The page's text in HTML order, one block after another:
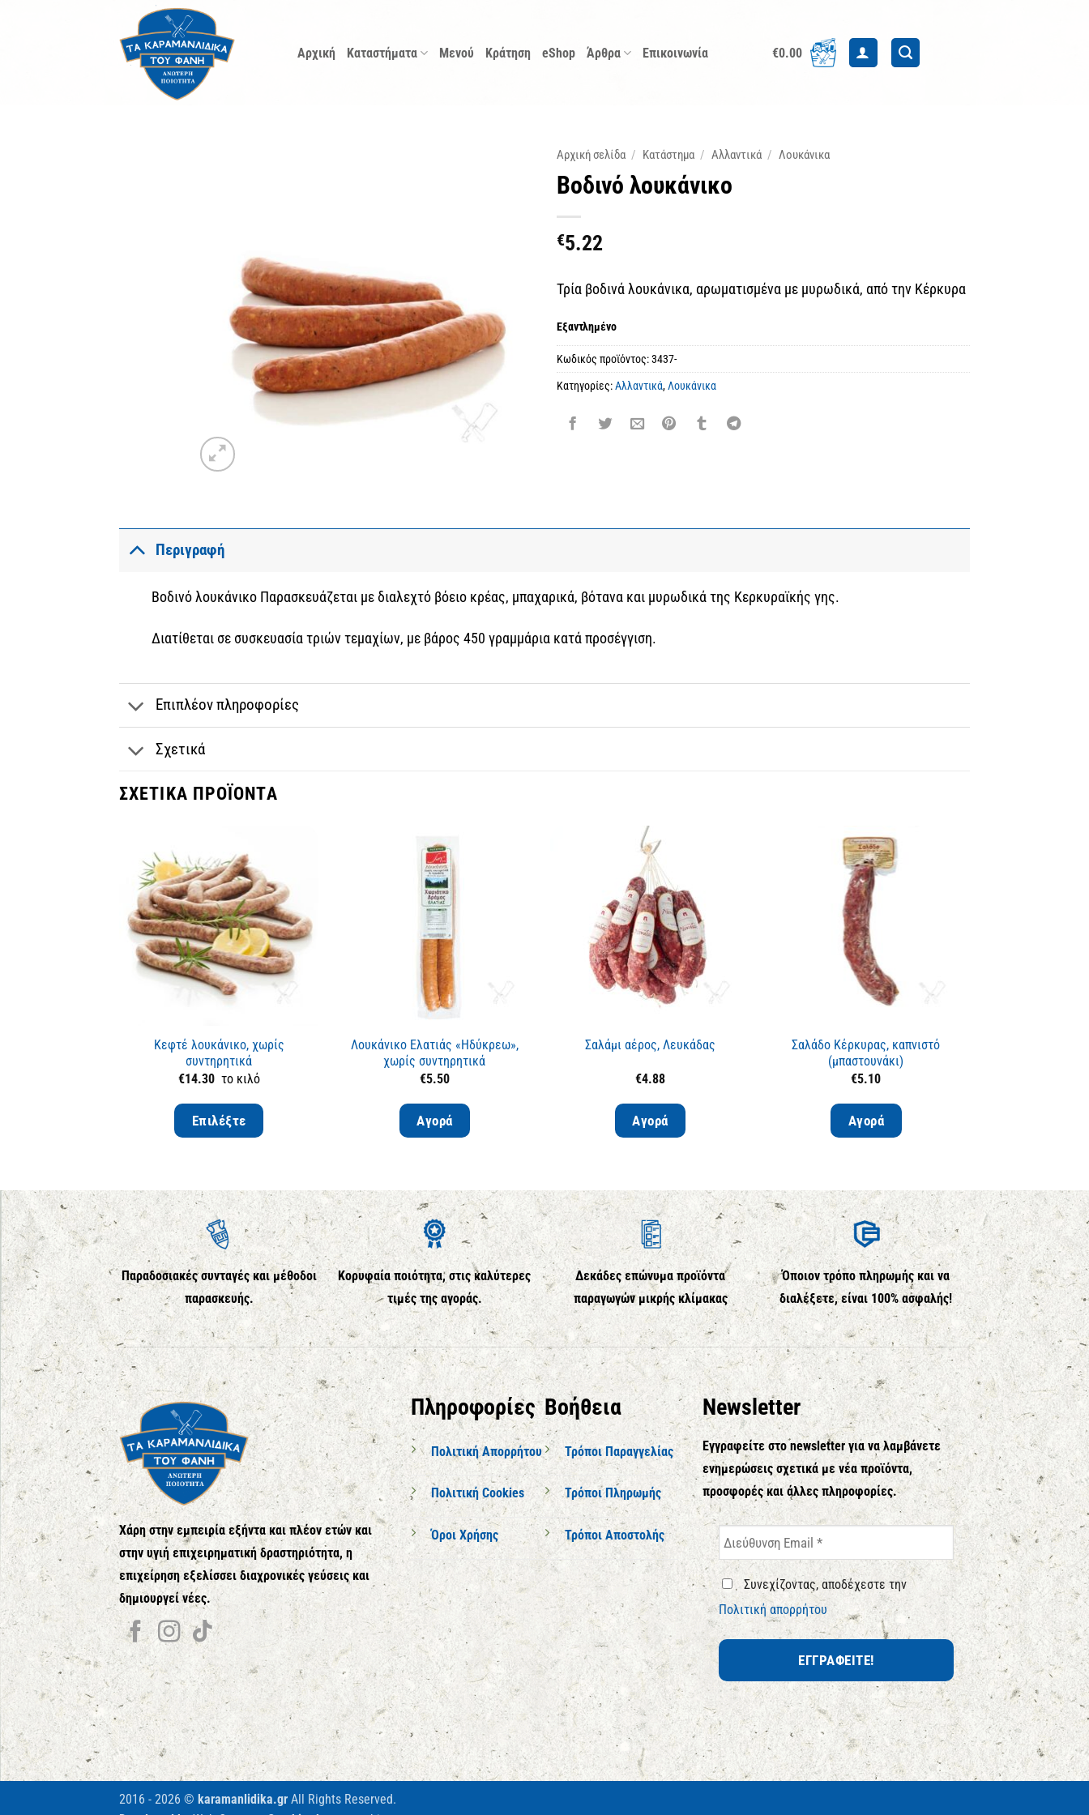
Αρχική Καταστήματα Μενού Κράτηση eShop Άρθρα Επικοινωνία €0.00
Αρχική σελίδα / Κατάστημα / Αλλαντικά / Λουκάνικα
Βοδινό λουκάνικο
€5.22
Τρία βοδινά λουκάνικα, αρωματισμένα με μυρωδικά, από την Κέρκυρα
Εξαντλημένο
Κωδικός προϊόντος:3437-
Κατηγορίες:Αλλαντικά,Λουκάνικα
Περιγραφή
Βοδινό λουκάνικο Παρασκευάζεται με διαλεχτό βόειο κρέας, μπαχαρικά, βότανα και μυρωδικά της Κερκυραϊκής γης.
Διατίθεται σε συσκευασία τριών τεμαχίων, με βάρος 450 γραμμάρια κατά προσέγγιση.
Επιπλέον πληροφορίες
Σχετικά
ΣΧΕΤΙΚΆ ΠΡΟΪΌΝΤΑ
Κεφτέ λουκάνικο, χωρίς
συντηρητικά
€14.30το κιλό
Επιλέξτε
Λουκάνικο Ελατιάς «Ηδύκρεω»,
χωρίς συντηρητικά
€5.50
Αγορά
Σαλάμι αέρος, Λευκάδας
€4.88
Αγορά
Σαλάδο Κέρκυρας, καπνιστό
(μπαστουνάκι)
€5.10
Αγορά
Παραδοσιακές συνταγές και μέθοδοι
παρασκευής.
Κορυφαία ποιότητα, στις καλύτερες
τιμές της αγοράς.
Δεκάδες επώνυμα προϊόντα
παραγωγών μικρής κλίμακας
Όποιον τρόπο πληρωμής και να
διαλέξετε, είναι 100% ασφαλής!
Χάρη στην εμπειρία εξήντα και πλέον ετών και
στην υγιή επιχειρηματική δραστηριότητα, η
επιχείρηση εξελίσσει διαχρονικές γεύσεις και
δημιουργεί νέες.
Πληροφορίες
Πολιτική Απορρήτου
Πολιτική Cookies
Όροι Χρήσης
Βοήθεια
Τρόποι Παραγγελίας
Τρόποι Πληρωμής
Τρόποι Αποστολής
Newsletter
Εγγραφείτε στο newsletter για να λαμβάνετε
ενημερώσεις σχετικά με νέα προϊόντα,
προσφορές και άλλες πληροφορίες.
Συνεχίζοντας, αποδέχεστε την
Πολιτική απορρήτου
2016 - 2026 © karamanlidika.gr All Rights Reserved.